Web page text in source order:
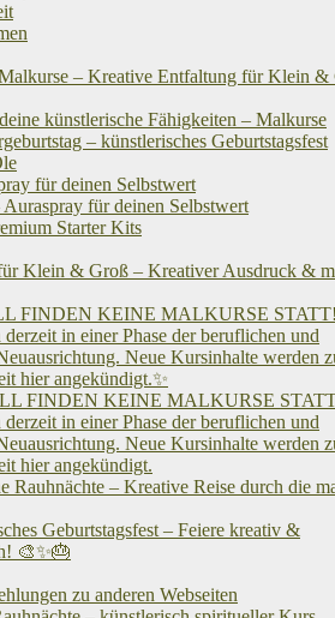
– Kreative Entfaltung für Klein &
künstlerische Fähigkeiten – Malkurse
– künstlerisches Geburtstagsfest
für deinen Selbstwert
für deinen Selbstwert
Starter Kits
Klein & Groß – Kreativer Ausdruck &
FINDEN KEINE MALKURSE
in einer Phase der beruflichen und
Neue Kursinhalte werden
hier angekündigt.✨
FINDEN KEINE MALKURSE
in einer Phase der beruflichen und
Neue Kursinhalte werden
hier angekündigt.
Rauhnächte – Kreative Reise durch die
Geburtstagsfest – Feiere kreativ &
🎨✨🎂
zu anderen Webseiten